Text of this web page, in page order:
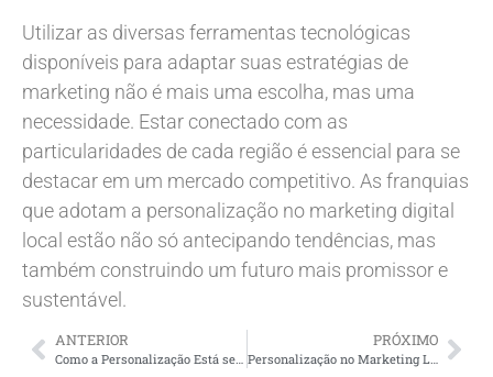
Utilizar as diversas ferramentas tecnológicas
disponíveis para adaptar suas estratégias de
marketing não é mais uma escolha, mas uma
necessidade. Estar conectado com as
particularidades de cada região é essencial para se
destacar em um mercado competitivo. As franquias
que adotam a personalização no marketing digital
local estão não só antecipando tendências, mas
também construindo um futuro mais promissor e
sustentável.
ANTERIOR
Como a Personalização Está se Tornando Importante no Marketing Digital Local?
PRÓXIMO
Personalização no Marketing Local: Estratégias para Alavancar sua Franquia